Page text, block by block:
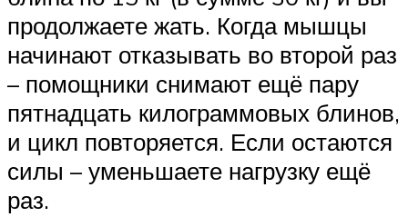
продолжаете жать. Когда мышцы
начинают отказывать во второй раз
– помощники снимают ещё пару
пятнадцать килограммовых блинов,
и цикл повторяется. Если остаются
силы – уменьшаете нагрузку ещё
раз.